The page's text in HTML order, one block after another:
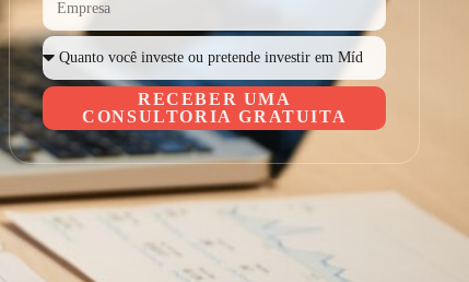
RECEBER UMA
CONSULTORIA GRATUITA